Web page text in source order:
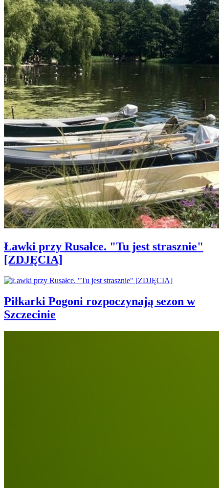
Ławki przy Rusałce. "Tu jest strasznie"
[ZDJĘCIA]
Piłkarki Pogoni rozpoczynają sezon w
Szczecinie